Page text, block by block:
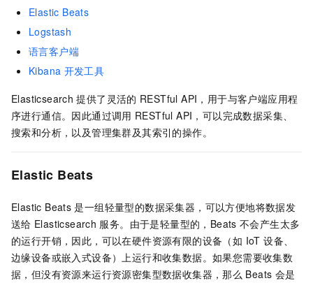
Elastic Beats
Logstash
语言客户端
Kibana 开发工具
Elasticsearch 提供了灵活的 RESTful API，用于与客户端应用程
序进行通信。因此通过调用 RESTful API，可以完成数据采集、
搜索和分析，以及管理集群及其索引的操作。
Elastic Beats
Elastic Beats 是一组轻量型的数据采集器，可以方便地将数据发
送给 Elasticsearch 服务。由于是轻量型的，Beats 不会产生太多
的运行开销，因此，可以在硬件资源有限的设备（如 IoT 设备、
边缘设备或嵌入式设备）上运行和收集数据。如果您需要收集数
据，但没有资源来运行资源密集型数据收集器，那么 Beats 会是